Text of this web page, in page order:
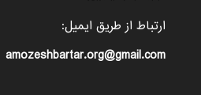
ارتباط از طریق ایمیل:
amozeshbartar.org@gmail.com